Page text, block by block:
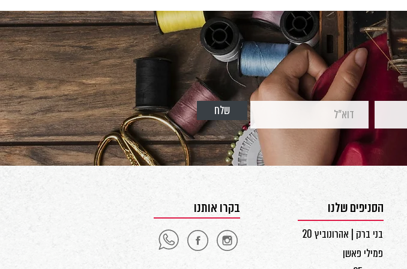
שלח
בקרו אותנו הסניפים שלנו
בני ברק | אהרונוביץ 20
פמילי פאשן